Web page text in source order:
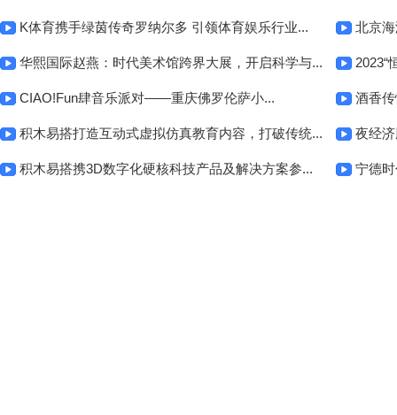
K体育携手绿茵传奇罗纳尔多 引领体育娱乐行业... 北京
华熙国际赵燕：时代美术馆跨界大展，开启科学与... 2023“
CIAO!Fun肆音乐派对——重庆佛罗伦萨小... 酒香
积木易搭打造互动式虚拟仿真教育内容，打破传统... 夜经
积木易搭携3D数字化硬核科技产品及解决方案参... 宁德